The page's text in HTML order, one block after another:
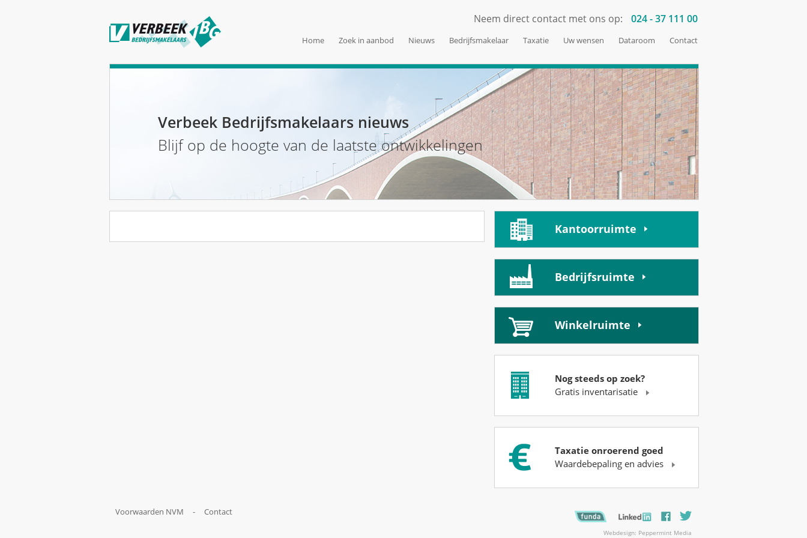
Neem direct contact met ons op: 024 - 37 111 00
Home Zoek in aanbod Nieuws Bedrijfsmakelaar Taxatie Uw wensen Dataroom Contact
Verbeek Bedrijfsmakelaars nieuws
Blijf op de hoogte van de laatste ontwikkelingen
Kantoorruimte
Bedrijfsruimte
Winkelruimte
Nog steeds op zoek?
Gratis inventarisatie
Taxatie onroerend goed
Waardebepaling en advies
Voorwaarden NVM - Contact
Webdesign: Peppermint Media